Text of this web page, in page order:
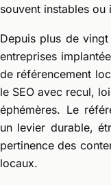
souvent instables ou
Depuis plus de vingt
entreprises
de référencement
le SEO avec recul,
éphémères. Le
un levier durable,
pertinence des
locaux.